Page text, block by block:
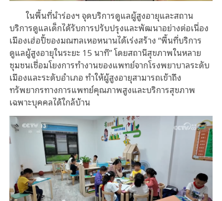
ในพื้นที่นำร่องฯ จุดบริการดูแลผู้สูงอายุและสถาน
บริการดูแลเด็กได้รับการปรับปรุงและพัฒนาอย่างต่อเนื่อง
เมืองเฮ่อปี้ของมณฑลเหอหนานได้เร่งสร้าง “พื้นที่บริการ
ดูแลผู้สูงอายุในระยะ 15 นาที” โดยสถานีสุขภาพในหลาย
ชุมชนเชื่อมโยงการทำงานของแพทย์จากโรงพยาบาลระดับ
เมืองและระดับอำเภอ ทำให้ผู้สูงอายุสามารถเข้าถึง
ทรัพยากรทางการแพทย์คุณภาพสูงและบริการสุขภาพ
เฉพาะบุคคลได้ใกล้บ้าน